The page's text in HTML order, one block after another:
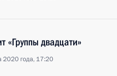
«Группы двадцати»
2020 года, 17:20